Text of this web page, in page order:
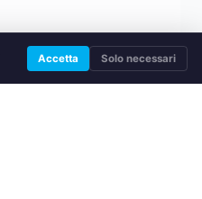
Accetta Solo necessari